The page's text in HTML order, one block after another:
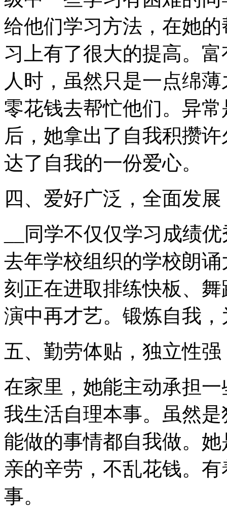
给他们学习方法，在她
习上有了很大的提高。
人时，虽然只是一点绵
零花钱去帮忙他们。异
后，她拿出了自我积攒
达了自我的一份爱心。
四、爱好广泛，全面发展
__同学不仅仅学习成绩
去年学校组织的学校朗
刻正在进取排练快板、
演中再才艺。锻炼自我
五、勤劳体贴，独立性强
在家里，她能主动承担
我生活自理本事。虽然
能做的事情都自我做。
亲的辛劳，不乱花钱。
事。